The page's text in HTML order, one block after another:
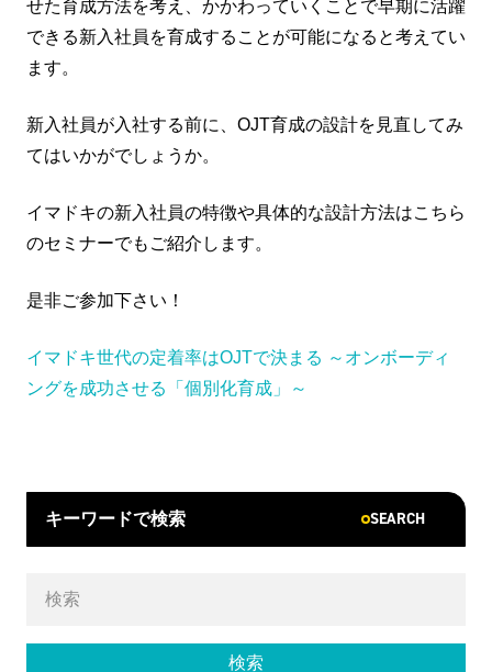
せた育成方法を考え、かかわっていくことで早期に活躍
できる新入社員を育成することが可能になると考えてい
ます。
新入社員が入社する前に、OJT育成の設計を見直してみ
てはいかがでしょうか。
イマドキの新入社員の特徴や具体的な設計方法はこちら
のセミナーでもご紹介します。
是非ご参加下さい！
イマドキ世代の定着率はOJTで決まる ～オンボーディ
ングを成功させる「個別化育成」～
キーワードで検索 SEARCH